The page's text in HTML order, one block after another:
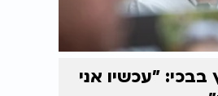
"עכשיו אני